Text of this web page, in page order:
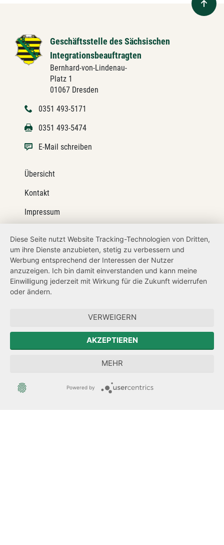
Geschäftsstelle des Sächsischen
Integrationsbeauftragten
Bernhard-von-Lindenau-
Platz 1
01067 Dresden
0351 493-5171
0351 493-5474
E-Mail schreiben
Übersicht
Kontakt
Impressum
Transparenzanspruch
Hinweisgeberschutz
Barrierefreiheit
Zum Sächsischen Landtag
Forum Mitteleuropa
Sächsische Landesbeauftragte zur Aufarbeitung der SED-
Diese Seite nutzt Website Tracking-Technologien von Dritten,
um ihre Dienste anzubieten, stetig zu verbessern und
Werbung entsprechend der Interessen der Nutzer
anzuzeigen. Ich bin damit einverstanden und kann meine
Einwilligung jederzeit mit Wirkung für die Zukunft widerrufen
oder ändern.
VERWEIGERN
AKZEPTIEREN
MEHR
Powered by